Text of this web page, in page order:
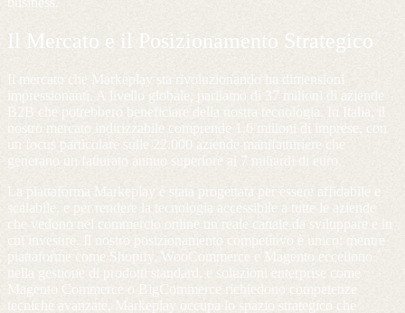
Il Mercato e il Posizionamento Strategico
Il mercato che Markeplay sta rivoluzionando ha dimensioni
impressionanti. A livello globale, parliamo di 37 milioni di aziende
B2B che potrebbero beneficiare della nostra tecnologia. In Italia, il
nostro mercato indirizzabile comprende 1,6 milioni di imprese, con
un focus particolare sulle 22.000 aziende manifatturiere che
generano un fatturato annuo superiore ai 7 miliardi di euro.
La piattaforma Markeplay è stata progettata per essere affidabile e
scalabile, e per rendere la tecnologia accessibile a tutte le aziende
che vedono nel commercio online un reale canale da sviluppare e in
cui investire. Il nostro posizionamento competitivo è unico: mentre
piattaforme come Shopify, WooCommerce e Magento eccellono
nella gestione di prodotti standard, e soluzioni enterprise come
Magento Commerce o BigCommerce richiedono competenze
tecniche avanzate, Markeplay occupa lo spazio strategico che